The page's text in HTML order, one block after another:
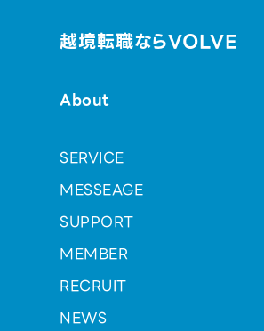
越境転職ならVOLVE
About
SERVICE
MESSEAGE
SUPPORT
MEMBER
RECRUIT
NEWS